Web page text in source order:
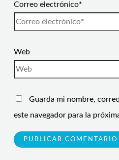
Correo electrónico*
Web
Guarda mi nombre,
este navegador para la